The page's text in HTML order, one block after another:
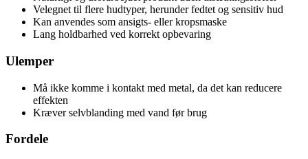
Velegnet til flere hudtyper, herunder fedtet og sensitiv hud
Kan anvendes som ansigts- eller kropsmaske
Lang holdbarhed ved korrekt opbevaring
Ulemper
Må ikke komme i kontakt med metal, da det kan reducere
effekten
Kræver selvblanding med vand før brug
Fordele